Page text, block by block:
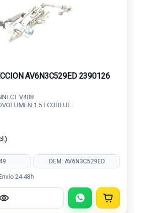
AV6N3C529ED 2390126
V408
1.5 ECOBLUE
OEM: AV6N3C529ED
24-48h